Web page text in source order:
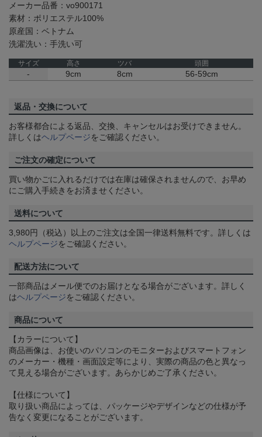
メーカー品番：vo900171
素材：ポリエステル100%
原産国：ベトナム
洗濯洗い：手洗い可
サイズ 高さ ツバ 頭囲
- 9cm 8cm 56-59cm
返品・交換について
お客様都合による返品、交換、キャンセルはお受けできません。
詳しくはヘルプページをご確認ください。
ご注文の確定について
買い物かごに入れるだけでは在庫は確保されませんので、お早め
にご購入手続きをお済ませください。
送料について
3,980円（税込）以上のご注文は全国一律送料無料です。詳しくは
ヘルプページをご確認ください。
配送方法について
一部商品はメール便でのお届けとなる場合がございます。詳しく
はヘルプページをご確認ください。
商品について
【カラーについて】
商品画像は、お使いのパソコンのモニターおよびスマートフォン
のメーカー・機種・画面設定等により、実際の商品の色と異なっ
て見える場合がございます。あらかじめご了承ください。
【仕様について】
取り扱い商品によっては、パッケージやデザインなどの仕様が予
告なく変更になることがございます。